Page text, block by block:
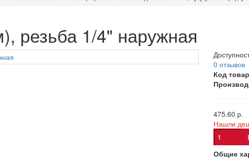
резьба 1/4" наружная
0 отзывов
Код
475.60 р.
Нашли
Общие